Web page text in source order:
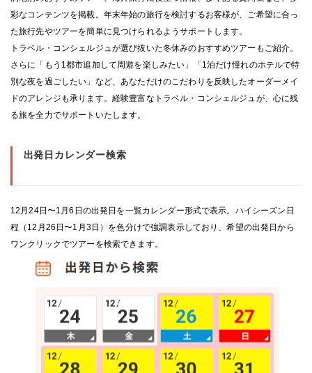
彩なコンテンツを掲載。年末年始の旅行を検討するお客様が、ご希望に合っ
た旅行先やツアーを簡単に見つけられるようサポートします。
トラベル・コンシェルジュが選び抜いた冬休みのおすすめツアーもご紹介。
さらに「もう1都市追加して周遊を楽しみたい」「1泊だけ憧れのホテルで特
別な夜を過ごしたい」など、あなただけのこだわりを反映したオーダーメイ
ドのアレンジも承ります。経験豊富なトラベル・コンシェルジュが、心に残
る旅を全力でサポートいたします。
出発日カレンダー検索
12月24日〜1月6日の出発日を一覧カレンダー形式で表示。ハイシーズン日
程（12月26日〜1月3日）を色分けで強調表示しており、希望の出発日から
ワンクリックでツアーを検索できます。